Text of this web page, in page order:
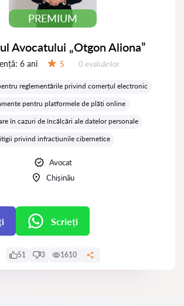
PREMIUM
Avocatului „Otgon Aliona”
6 ani 5 Evaluărilor:
0 evaluărilor
reglementările privind comerțul electronic
pentru platformele de plăți online
în cazuri de încălcări ale datelor personale
privind infracțiunile cibernetice
Avocat
Chișinău
Scrieți
51 3 1610